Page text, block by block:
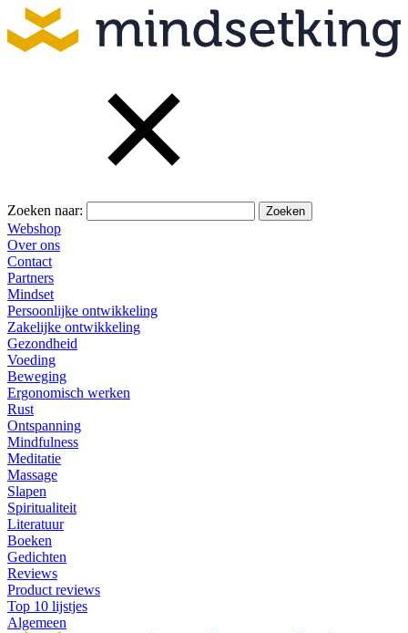
Zoeken naar:
Webshop
Over ons
Contact
Partners
Mindset
Persoonlijke ontwikkeling
Zakelijke ontwikkeling
Gezondheid
Voeding
Beweging
Ergonomisch werken
Rust
Ontspanning
Mindfulness
Meditatie
Massage
Slapen
Spiritualiteit
Literatuur
Boeken
Gedichten
Reviews
Product reviews
Top 10 lijstjes
Algemeen